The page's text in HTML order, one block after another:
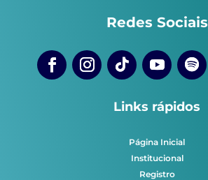
Redes Sociais
Links rápidos
Página Inicial
Institucional
Registro